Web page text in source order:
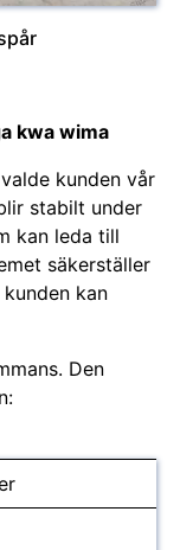
kwa wima
kunden vår
stabilt under
kan leda till
säkerställer
kan
Den